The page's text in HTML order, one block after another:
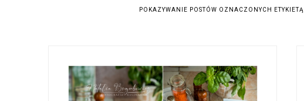
POKAZYWANIE POSTÓW OZNACZONYCH ETYKIETĄ